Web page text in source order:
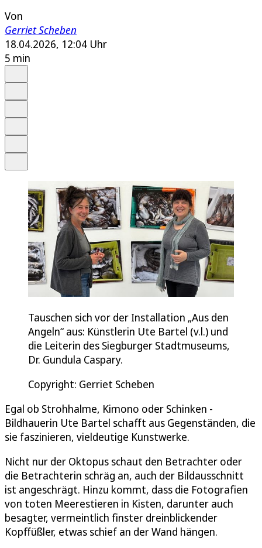
Von
Gerriet Scheben
18.04.2026, 12:04 Uhr
5 min
Tauschen sich vor der Installation „Aus den
Angeln“ aus: Künstlerin Ute Bartel (v.l.) und
die Leiterin des Siegburger Stadtmuseums,
Dr. Gundula Caspary.
Copyright: Gerriet Scheben
Egal ob Strohhalme, Kimono oder Schinken -
Bildhauerin Ute Bartel schafft aus Gegenständen, die
sie faszinieren, vieldeutige Kunstwerke.
Nicht nur der Oktopus schaut den Betrachter oder
die Betrachterin schräg an, auch der Bildausschnitt
ist angeschrägt. Hinzu kommt, dass die Fotografien
von toten Meerestieren in Kisten, darunter auch
besagter, vermeintlich finster dreinblickender
Kopffüßler, etwas schief an der Wand hängen.